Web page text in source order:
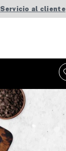
Servicio al cliente